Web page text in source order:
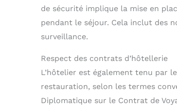
de sécurité implique la mise en
pendant le séjour. Cela inclut des
surveillance.
Respect des contrats d’hôtellerie
L’hôtelier est également tenu par
restauration, selon les termes
Diplomatique sur le Contrat de